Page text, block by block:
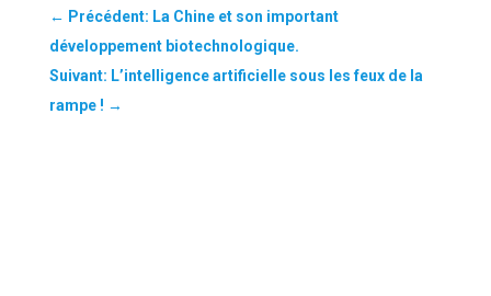
← Précédent: La Chine et son important
développement biotechnologique.
Suivant: L’intelligence artificielle sous les feux de la
rampe ! →